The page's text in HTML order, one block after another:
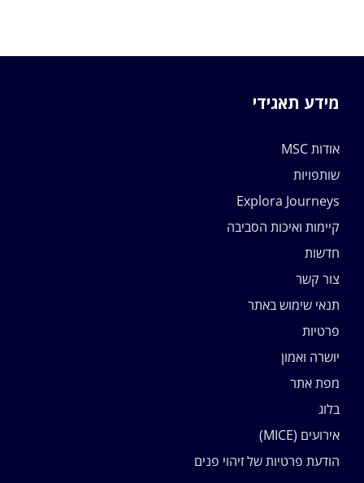
מידע תאגידי
אודות MSC
שותפויות
Explora Journeys
קיימות ואיכות הסביבה
חדשות
צור קשר
תנאי שימוש באתר
פרטיות
יושרה ואמון
מפת אתר
בלוג
אירועים (MICE)
הודעת פרטיות של זיהוי פנים